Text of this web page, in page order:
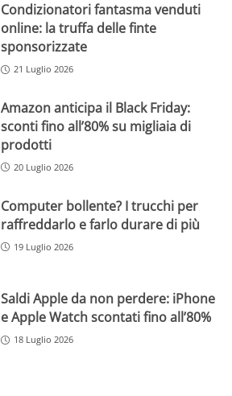
Condizionatori fantasma venduti
online: la truffa delle finte
sponsorizzate
21 Luglio 2026
Amazon anticipa il Black Friday:
sconti fino all’80% su migliaia di
prodotti
20 Luglio 2026
Computer bollente? I trucchi per
raffreddarlo e farlo durare di più
19 Luglio 2026
Saldi Apple da non perdere: iPhone
e Apple Watch scontati fino all’80%
18 Luglio 2026